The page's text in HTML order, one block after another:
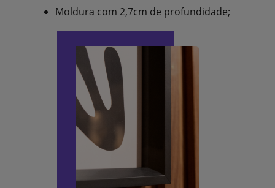
Moldura com 2,7cm de profundidade;